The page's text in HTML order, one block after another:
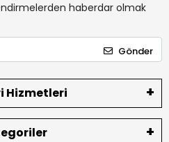
haberdar olmak
Gönder
Hizmetleri